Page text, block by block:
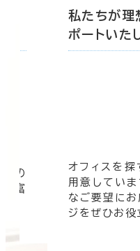
その他
制震・免震構
1フロア面積
0
の
豊富
私たちが理
ポートいた
オフィスを
用意してい
なご要望に
ジをぜひお役